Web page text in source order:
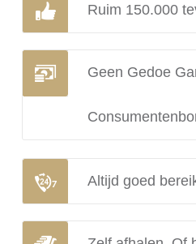
Ruim 150.000
Geen Gedoe
Altijd goed